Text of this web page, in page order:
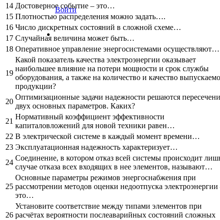
Войти
14 Достоверное событие – это…
15 Плотностью распределения можно задать….
16 Число дискретных состояний в сложной схеме…
17 Случайная величина может быть…
18 Оперативное управление энергосистемами осуществляют…
19
Какой показатель качества электроэнергии оказывает
наибольшее влияние на потери мощности и срок службы
оборудования, а также на количество и качество
продукции?
20
Оптимизационные задачи надежности решаются
двух основных параметров. Каких?
21
Нормативный коэффициент эффективности
капиталовложений для новой техники равен…
22 В электрической системе в каждый момент времени…
23 Эксплуатационная надежность характеризует…
24
Соединение, в котором отказ всей системы происходит
случае отказа всех входящих в нее элементов, называют…
25
Основные параметры режимов энергоснабжения при
рассмотрении методов оценки недоотпуска электроэнергии
это…
26
Установите соответствие между типами элементов при
расчётах вероятности послеаварийных состояний сложных